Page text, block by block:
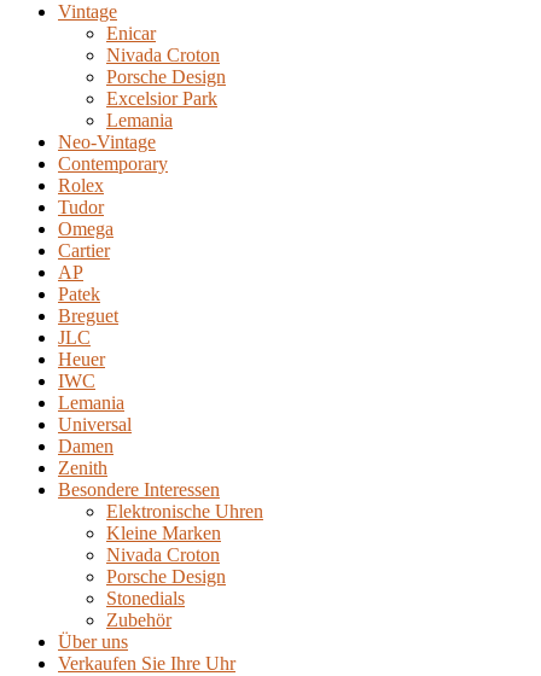
Vintage
Enicar
Nivada Croton
Porsche Design
Excelsior Park
Lemania
Neo-Vintage
Contemporary
Rolex
Tudor
Omega
Cartier
AP
Patek
Breguet
JLC
Heuer
IWC
Lemania
Universal
Damen
Zenith
Besondere Interessen
Elektronische Uhren
Kleine Marken
Nivada Croton
Porsche Design
Stonedials
Zubehör
Über uns
Verkaufen Sie Ihre Uhr